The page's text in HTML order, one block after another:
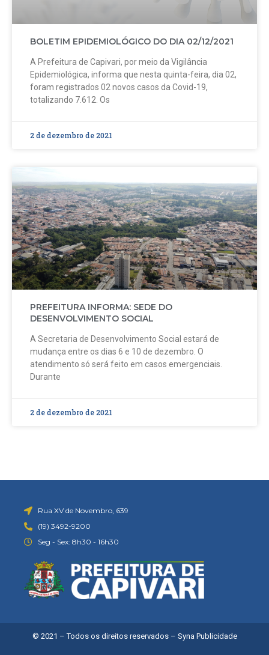
BOLETIM EPIDEMIOLÓGICO DO DIA 02/12/2021
A Prefeitura de Capivari, por meio da Vigilância
Epidemiológica, informa que nesta quinta-feira, dia 02,
foram registrados 02 novos casos da Covid-19,
totalizando 7.612. Os
2 de dezembro de 2021
PREFEITURA INFORMA: SEDE DO
DESENVOLVIMENTO SOCIAL
A Secretaria de Desenvolvimento Social estará de
mudança entre os dias 6 e 10 de dezembro. O
atendimento só será feito em casos emergenciais.
Durante
2 de dezembro de 2021
Rua XV de Novembro, 639
(19) 3492-9200
Seg - Sex: 8h30 - 16h30
© 2021 – Todos os direitos reservados – Syna Publicidade